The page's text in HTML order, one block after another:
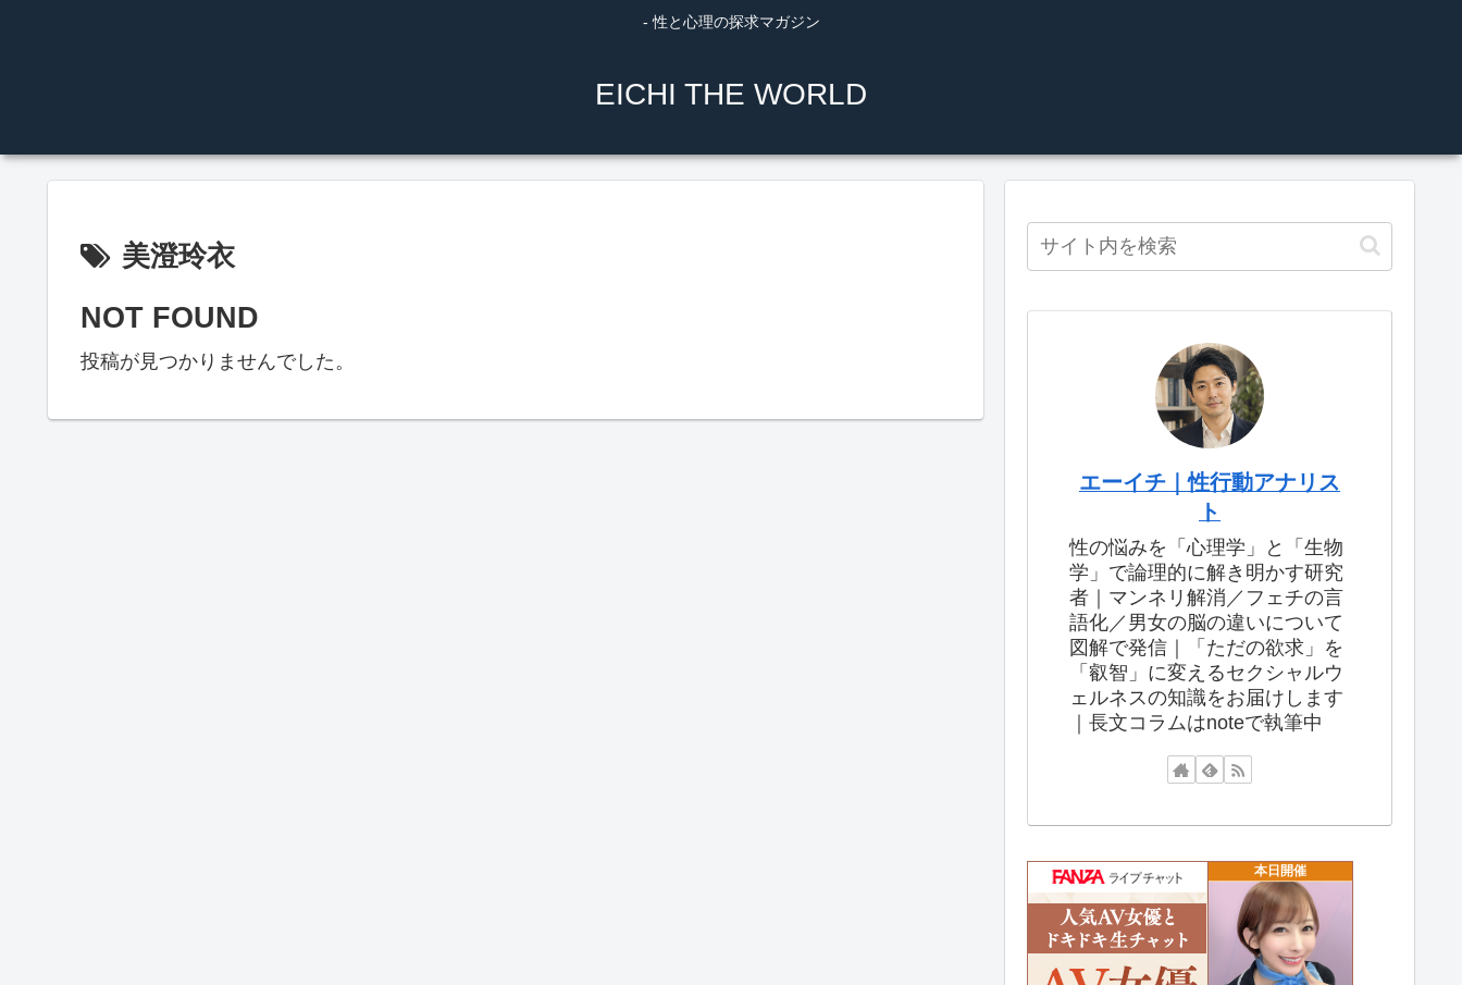
- 性と心理の探求マガジン
EICHI THE WORLD
美澄玲衣
NOT FOUND
投稿が見つかりませんでした。
エーイチ｜性行動アナリス
ト
性の悩みを「心理学」と「生物
学」で論理的に解き明かす研究
者｜マンネリ解消／フェチの言
語化／男女の脳の違いについて
図解で発信｜「ただの欲求」を
「叡智」に変えるセクシャルウ
ェルネスの知識をお届けします
｜長文コラムはnoteで執筆中